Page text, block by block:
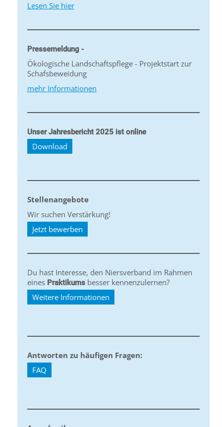
Lesen Sie hier
Pressemeldung -
Ökologische Landschaftspflege - Projektstart zur
Schafsbeweidung
mehr Informationen
Unser Jahresbericht 2025 ist online
Download
Stellenangebote
Wir suchen Verstärkung!
Jetzt bewerben
Du hast Interesse, den Niersverband im Rahmen
eines Praktikums besser kennenzulernen?
Weitere Informationen
Antworten zu häufigen Fragen:
FAQ